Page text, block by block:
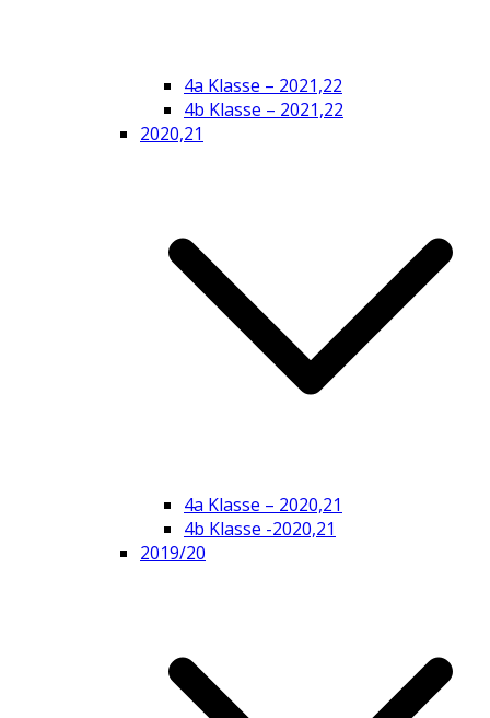
4a Klasse – 2021,22
4b Klasse – 2021,22
2020,21
4a Klasse – 2020,21
4b Klasse -2020,21
2019/20